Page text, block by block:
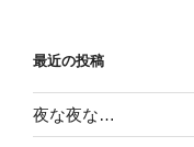
最近の投稿
夜な夜な…